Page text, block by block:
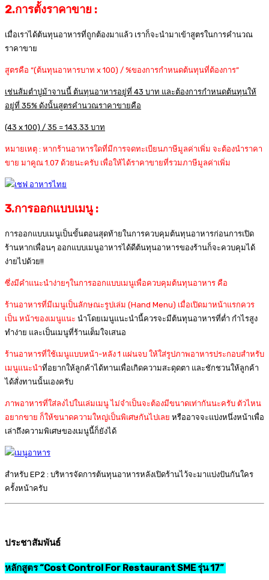
2.การตั้งราคาขาย :
เมื่อเราได้ต้นทุนอาหารที่ถูกต้องมาแล้ว เราก็จะนำมาเข้าสูตรในการคำนวณ
ราคาขาย
สูตรคือ “(ต้นทุนอาหารบาท x 100) / %ของการกำหนดต้นทุนที่ต้องการ”
เช่นส้มตำปูม้าจานนี้ ต้นทุนอาหารอยู่ที่ 43 บาท และต้องการกำหนดต้นทุนให้
อยู่ที่ 35% ดังนั้นสูตรคำนวณราคาขายคือ
(43 x 100) / 35 = 143.33 บาท
หมายเหตุ : หากร้านอาหารใดที่มีการจดทะเบียนภาษีมูลค่าเพิ่ม จะต้องนำราคา
ขาย มาคูณ 1.07 ด้วยนะครับ เพื่อให้ได้ราคาขายที่รวมภาษีมูลค่าเพิ่ม
3.การออกแบบเมนู :
การออกแบบเมนูเป็นขั้นตอนสุดท้ายในการควบคุมต้นทุนอาหารก่อนการเปิด
ร้านหากเพื่อนๆ ออกแบบเมนูอาหารได้ดีต้นทุนอาหารของร้านก็จะควบคุมได้
ง่ายไปด้วย!!
ซึ่งมีคำแนะนำง่ายๆในการออกแบบเมนูเพื่อควบคุมต้นทุนอาหาร คือ
ร้านอาหารที่มีเมนูเป็นลักษณะรูปเล่ม (Hand Menu) เมื่อเปิดมาหน้าแรกควร
เป็น หน้าของเมนูแนะ นำโดยเมนูแนะนำนี้ควรจะมีต้นทุนอาหารที่ต่ำ กำไรสูง
ทำง่าย และเป็นเมนูที่ร้านเต็มใจเสนอ
ร้านอาหารที่ใช้เมนูแบบหน้า-หลัง 1 แผ่นจบ ให้ใส่รูปภาพอาหารประกอบสำหรับ
เมนูแนะนำที่อยากให้ลูกค้าได้ทานเพื่อเกิดความสะดุดตา และชักชวนให้ลูกค้า
ได้สั่งทานนั้นเองครับ
ภาพอาหารที่ใส่ลงไปในเล่มเมนู ไม่จำเป็นจะต้องมีขนาดเท่ากันนะครับ ตัวไหน
อยากขาย ก็ให้ขนาดความใหญ่เป็นพิเศษกันไปเลย หรืออาจจะแบ่งหนึ่งหน้าเพื่อ
เล่าถึงความพิเศษของเมนูนี้ก็ยังได้
สำหรับ EP2 : บริหารจัดการต้นทุนอาหารหลังเปิดร้านไว้จะมาแบ่งปันกันใคร
ครั้งหน้าครับ
ประชาสัมพันธ์
หลักสูตร “Cost Control For Restaurant SME รุ่น 17”